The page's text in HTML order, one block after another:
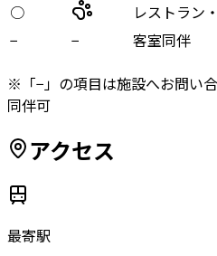
○
レストラン
−
−
客室同伴
※「−」の項目は施設へお問い合
同伴可
アクセス
最寄駅